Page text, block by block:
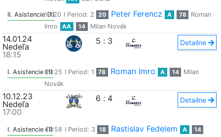
II. Asistencie (1)
19:20 I Period: 2 20 Peter Ferencz A 78
Roman
Imro
AA 14 Milan Novák
14.01.24
Nedeľa
18:15
5 : 3 Detailne
I. Asistencie (1)09:25 I Period: 1 78 Roman Imro A 14
Milan
Novák
10.12.23
Nedeľa
17:00
6 : 4 Detailne
I. Asistencie (1)44:58 I Period: 3 18 Rastislav Fedelem A
14